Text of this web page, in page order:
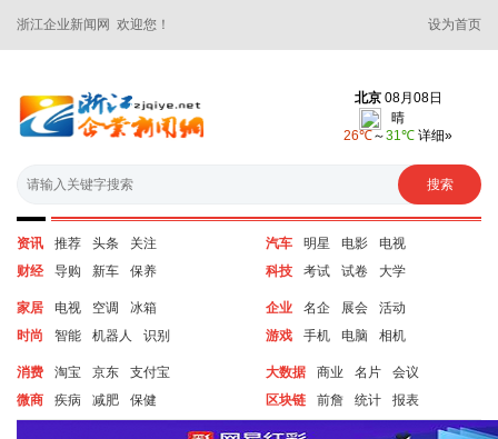
浙江企业新闻网 欢迎您！ 设为首页
资讯 推荐 头条
关注
财经
导购 新车 保养
汽车 明星 电影
电视
科技
考试 试卷 大学
家居 电视 空调
冰箱
时尚
智能 机器人 识别
企业 名企 展会
活动
游戏
手机 电脑 相机
消费 淘宝 京东
支付宝
微商
疾病 减肥 保健
大数据 商业 名片
会议
区块链
前詹 统计 报表